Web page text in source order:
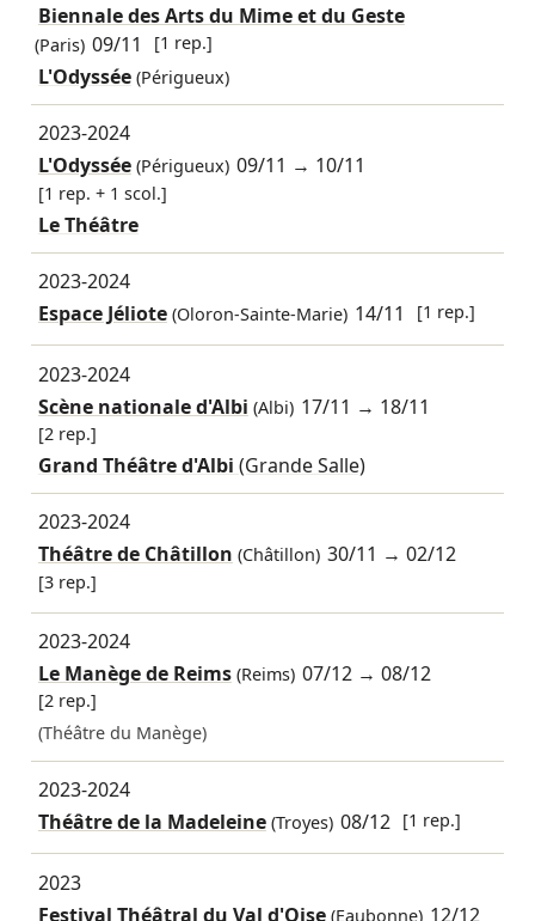
Biennale des Arts du Mime et du Geste
(Paris) 09/11 [1 rep.]
L'Odyssée (Périgueux)
2023-2024
L'Odyssée(Périgueux) 09/11 → 10/11
[1 rep. + 1 scol.]
Le Théâtre
2023-2024
Espace Jéliote(Oloron-Sainte-Marie) 14/11 [1 rep.]
2023-2024
Scène nationale d'Albi (Albi) 17/11 → 18/11
[2 rep.]
Grand Théâtre d'Albi (Grande Salle)
2023-2024
Théâtre de Châtillon (Châtillon) 30/11 →02/12
[3 rep.]
2023-2024
Le Manège de Reims(Reims) 07/12 →08/12
[2 rep.]
(Théâtre du Manège)
2023-2024
Théâtre de la Madeleine(Troyes) 08/12 [1 rep.]
2023
Festival Théâtral du Val d'Oise(Eaubonne) 12/12